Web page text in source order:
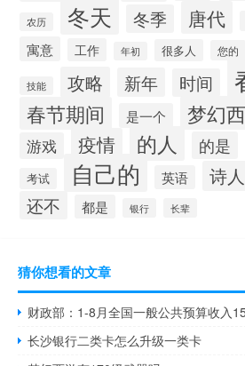
农历 冬天 冬季 唐代
寓意 工作 年初 很多人 您的
技能 攻略 新年 时间
春节期间 是一个 梦幻
游戏 疫情 的人 的是
考试 自己的 英语 诗人
还不 都是 银行 长辈
猜你想看的文章
财政部：1-8月全国一般公共预算收入
长沙银行二类卡怎么升级一类卡